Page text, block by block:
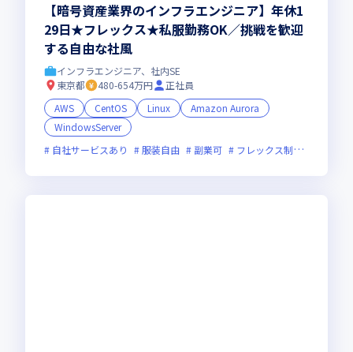
【暗号資産業界のインフラエンジニア】年休1
29日★フレックス★私服勤務OK／挑戦を歓迎
する自由な社風
インフラエンジニア、社内SE
東京都
480-654万円
正社員
AWS
CentOS Linux
Amazon Aurora
WindowsServer
自社サービスあり
服装自由 副業可 フレックス制度あり